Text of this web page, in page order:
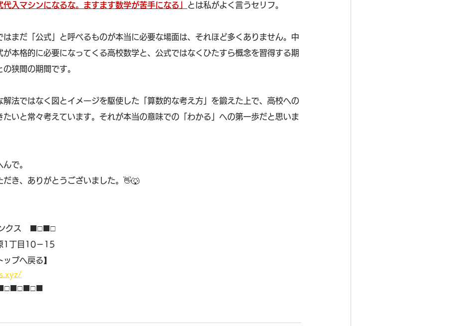
代入マシンになるな。ますます数学が苦手になる」 とは私がよく言うセリフ。
はまだ「公式」と呼べるものが本当に必要な場面は、それほど多くありません。中
が本格的に必要になってくる高校数学と、公式ではなくひたすら概念を習得する期
狭間の期間です。
解法ではなく図とイメージを駆使した「算数的な考え方」を鍛えた上で、高校への
たいと常々考えています。それが本当の意味での「わかる」への第一歩だと思いま
で。
だき、ありがとうございました。👋🐺
クス　■□■□
1丁目10－15
ップへ戻る】